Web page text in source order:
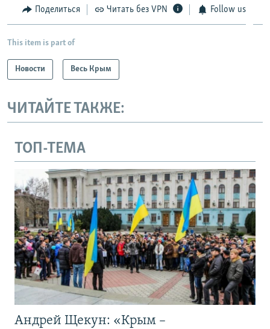
Поделиться Читать без VPN Follow us
This item is part of
Новости Весь Крым
ЧИТАЙТЕ ТАКЖЕ:
ТОП-ТЕМА
Андрей Щекун: «Крым –